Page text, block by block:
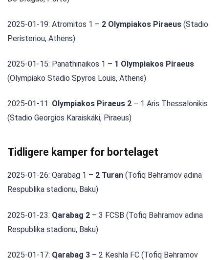
2025-01-19: Atromitos 1 – 2 Olympiakos Piraeus (Stadio
Peristeriou, Athens)
2025-01-15: Panathinaikos 1 – 1 Olympiakos Piraeus
(Olympiako Stadio Spyros Louis, Athens)
2025-01-11: Olympiakos Piraeus 2 – 1 Aris Thessalonikis
(Stadio Georgios Karaiskáki, Piraeus)
Tidligere kamper for bortelaget
2025-01-26: Qarabag 1 – 2 Turan (Tofiq Bəhramov adına
Respublika stadionu, Baku)
2025-01-23: Qarabag 2 – 3 FCSB (Tofiq Bəhramov adına
Respublika stadionu, Baku)
2025-01-17: Qarabag 3 – 2 Keshla FC (Tofiq Bəhramov